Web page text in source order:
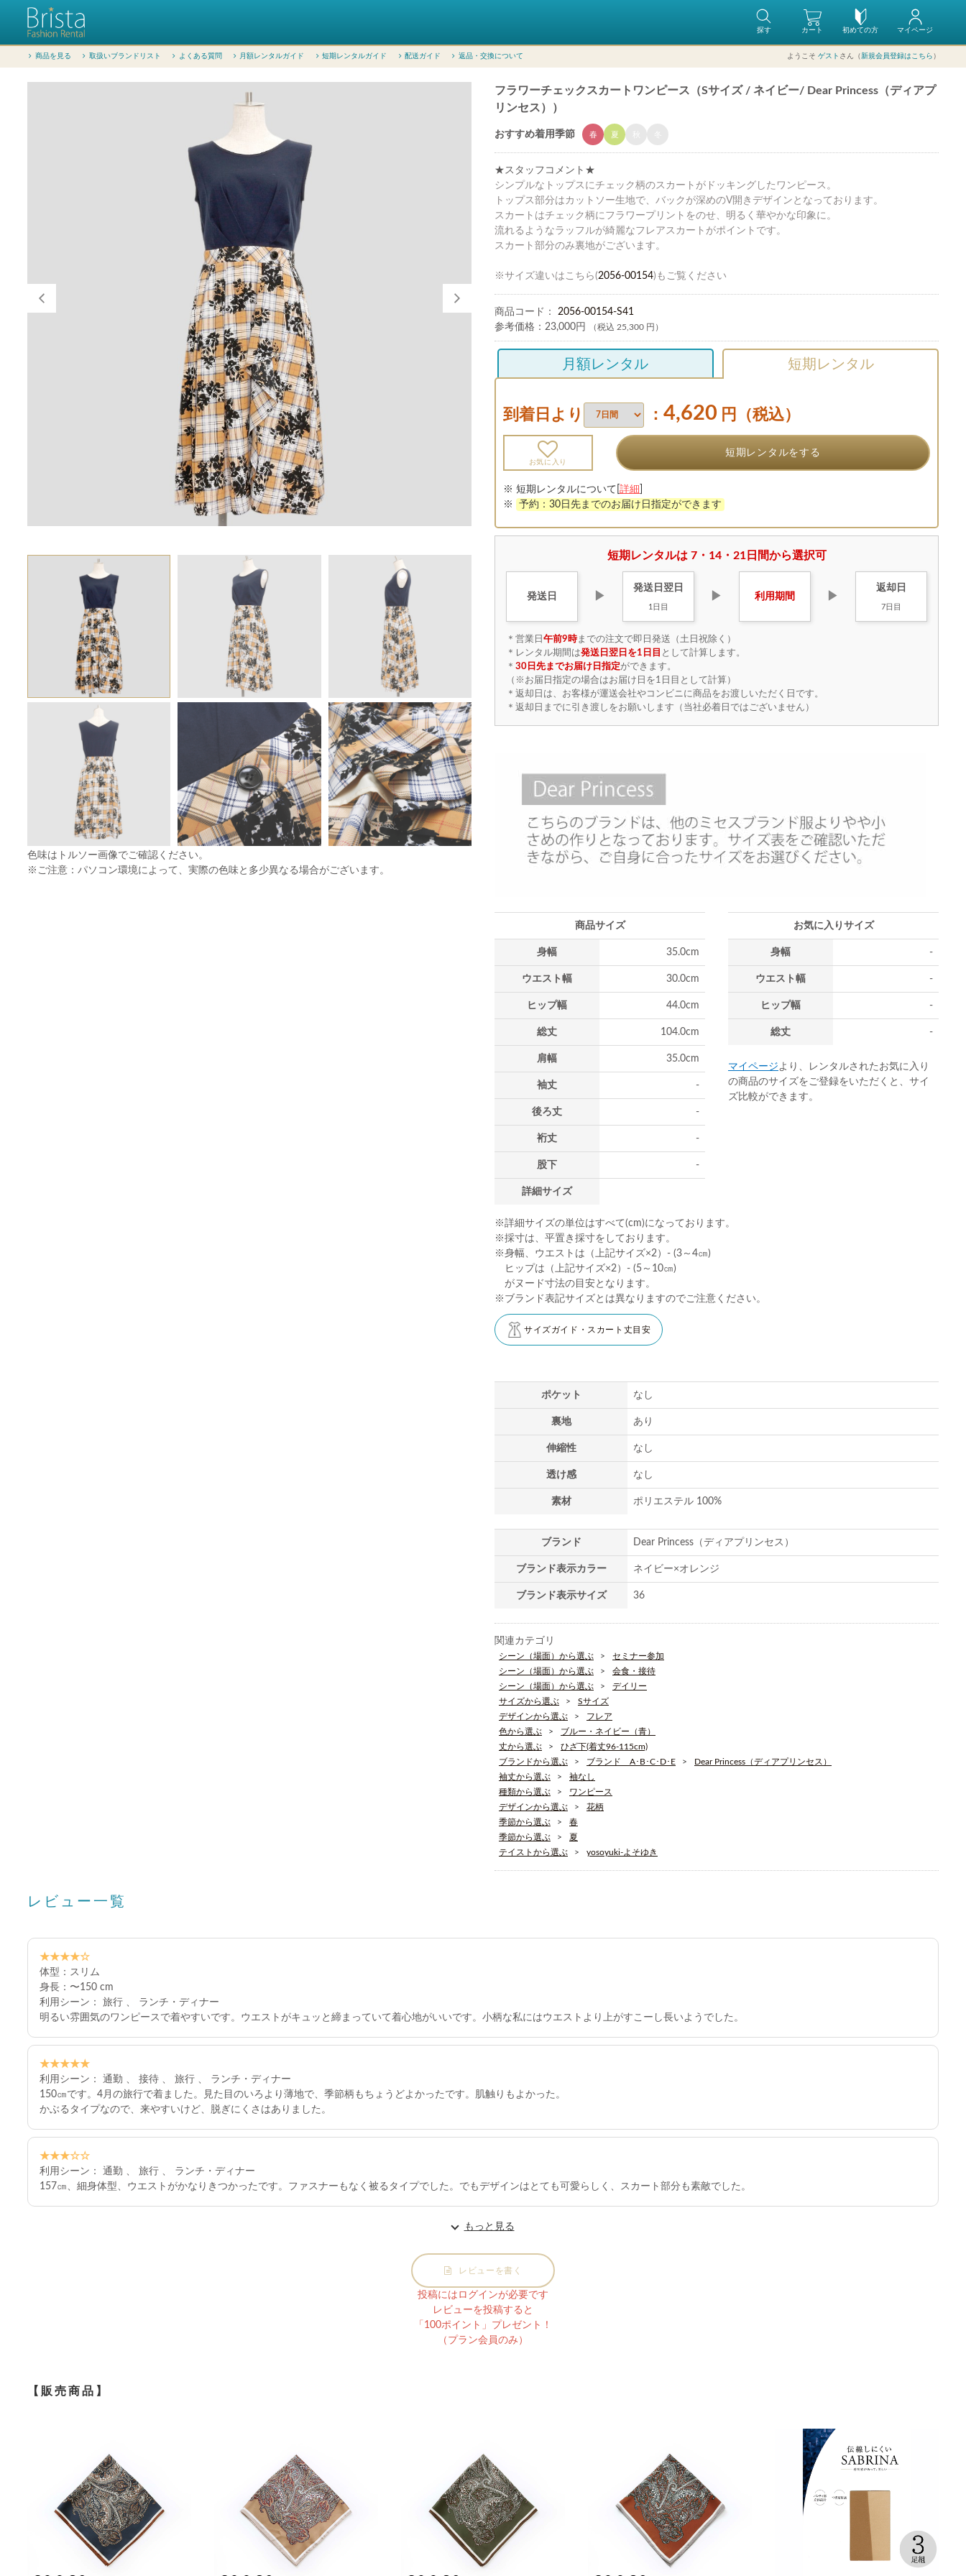
初めての方
カート マイページ
探す
商品を見る 取扱いブランドリスト よくある質問 月額レンタルガイド 短期レンタルガイド 配送ガイド 返品・交換について ようこそ ゲスト さん（新規会員登録はこちら ）
色味はトルソー画像でご確認ください。
※ご注意：パソコン環境によって、実際の色味と多少異なる場合がございます。
フラワーチェックスカートワンピース（Sサイズ / ネイビー/ Dear Princess（ディアプ
リンセス））
おすすめ着用季節 春 夏
★スタッフコメント★
シンプルなトップスにチェック柄のスカートがドッキングしたワンピース。
トップス部分はカットソー生地で、バックが深めのV開きデザインとなっております。
スカートはチェック柄にフラワープリントをのせ、明るく華やかな印象に。
流れるようなラッフルが綺麗なフレアスカートがポイントです。
スカート部分のみ裏地がございます。
※サイズ違いはこちら(2056-00154)もご覧ください
商品コード： 2056-00154-S41
参考価格： 23,000円 （税込 25,300 円）
月額レンタル 短期レンタル
到着日より ： 4,620 円（税込）
お気に入り
短期レンタルをする
※ 短期レンタルについて[ 詳細
※
予約：30日先までのお届け日指定ができます
短期レンタルは 7・14・21日間から選択可
発送日 ▶
発送日 翌日
1日目
▶ 利用期間 ▶
返却日
7日目
＊営業日 午前9時までの注文で即日発送（土日祝除く）
＊レンタル期間は発送日翌日を1日目 として計算します。
＊ 30日先までお届け日指定ができます。
（※お届日指定の場合はお届け日を1日目として計算）
＊返却日は、お客様が運送会社やコンビニに商品をお渡しいただく日です。
＊返却日までに引き渡しをお願いします（当社必着日ではございません）
商品サイズ
身幅 35.0cm
ウエスト幅 30.0cm
ヒップ幅 44.0cm
総丈 104.0cm
肩幅 35.0cm
袖丈 -
後ろ丈 -
裄丈 -
股下 -
詳細サイズ
お気に入りサイズ
身幅 -
ウエスト幅 -
ヒップ幅 -
総丈 -
マイページより、レンタルされたお気に入り
の商品のサイズをご登録をいただくと、サイ
ズ比較ができます。
※詳細サイズの単位はすべて(cm)になっております。
※採寸は、平置き採寸をしております。
※身幅、ウエストは（上記サイズ×2）- (3～4㎝)
ヒップは（上記サイズ×2）- (5～10㎝)
がヌード寸法の目安となります。
※ブランド表記サイズとは異なりますのでご注意ください。
サイズガイド・スカート丈目安
ポケット なし
裏地 あり
伸縮性 なし
透け感 なし
素材 ポリエステル 100%
ブランド Dear Princess（ディアプリンセス）
ブランド表示カラー ネイビー×オレンジ
ブランド表示サイズ 36
関連カテゴリ
シーン（場面）から選ぶ
セミナー参加
シーン（場面）から選ぶ
会食・接待
シーン（場面）から選ぶ
デイリー
サイズから選ぶ
Sサイズ
デザインから選ぶ
フレア
色から選ぶ
ブルー・ネイビー（青）
丈から選ぶ
ひざ下(着丈96-115cm)
ブランドから選ぶ
ブランド A･B･C･D･E
Dear Princess（ディアプリンセス）
袖丈から選ぶ
袖なし
種類から選ぶ
ワンピース
デザインから選ぶ
花柄
季節から選ぶ
春
季節から選ぶ
夏
テイストから選ぶ
yosoyuki-よそゆき
レビュー一覧
★★★★☆
体型：スリム
身長：〜150 cm
利用シーン： 旅行 、 ランチ・ディナー
明るい雰囲気のワンピースで着やすいです。ウエストがキュッと締まっていて着心地がいいです。小柄な私にはウエストより上がすこーし長いようでした。
★★★★★
利用シーン： 通勤 、 接待 、 旅行 、 ランチ・ディナー
150㎝です。4月の旅行で着ました。見た目のいろより薄地で、季節柄もちょうどよかったです。肌触りもよかった。
かぶるタイプなので、来やすいけど、脱ぎにくさはありました。
★★★☆☆
利用シーン： 通勤 、 旅行 、 ランチ・ディナー
157㎝、細身体型、ウエストがかなりきつかったです。ファスナーもなく被るタイプでした。でもデザインはとても可愛らしく、スカート部分も素敵でした。
もっと見る
レビューを書く
投稿にはログインが必要です
レビューを投稿すると
「100ポイント」プレゼント！
（プラン会員のみ）
【販売商品】